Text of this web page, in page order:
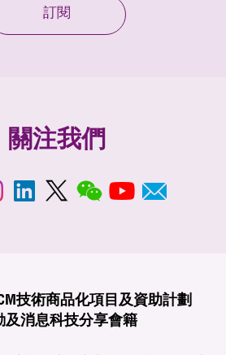
訂閱
關注我們
技術商品化項目及資助計劃
及消息科技分享會籍